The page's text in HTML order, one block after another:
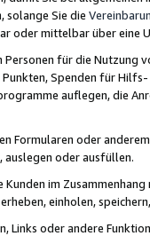
solange Sie die
oder mittelbar über eine
für die Nutzung
Punkten, Spenden für
auflegen, die
Formularen oder
auslegen oder ausfüllen.
Kunden im
einholen,
Links oder andere